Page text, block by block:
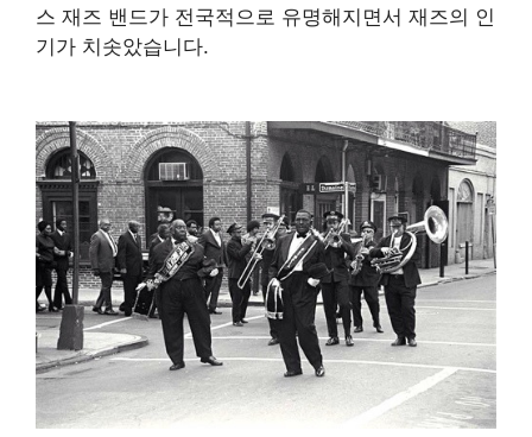
스 재즈 밴드가 전국적으로 유명해지면서 재즈의 인
기가 치솟았습니다.